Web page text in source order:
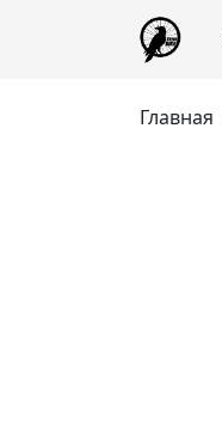
Главная